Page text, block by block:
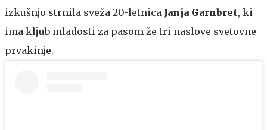
izkušnjo strnila sveža 20-letnica Janja Garnbret, ki
ima kljub mladosti za pasom že tri naslove svetovne
prvakinje.